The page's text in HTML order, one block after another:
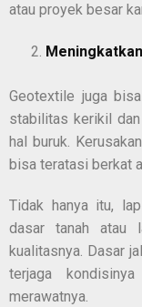
atau proyek besar
Geotextile juga
stabilitas kerikil
hal buruk.
bisa teratasi berkat
Tidak hanya itu,
dasar tanah atau
kualitasnya. Dasar
terjaga
merawatnya.